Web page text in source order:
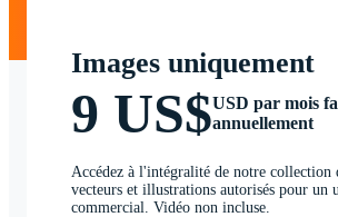
Images uniquement
9 US$USD par mois
annuellement
Accédez à l'intégralité de notre collection
vecteurs et illustrations autorisés pour un
commercial. Vidéo non incluse.